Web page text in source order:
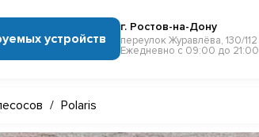
устройств
г. Ростов-на-Дону
переулок Журавлёва, 130/112
Ежедневно с 09:00 до 21:00
/ Polaris